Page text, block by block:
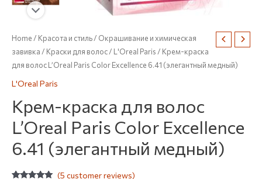
Home/ Красота и стиль/ Окрашивание и химическая
завивка/ Краски для волос/ L'Oreal Paris/ Крем-краска
для волос L’Oreal Paris Color Excellence 6.41 (элегантный медный)
L'Oreal Paris
Крем-краска для волос
L’Oreal Paris Color Excellence
6.41 (элегантный медный)
(5 customer reviews)